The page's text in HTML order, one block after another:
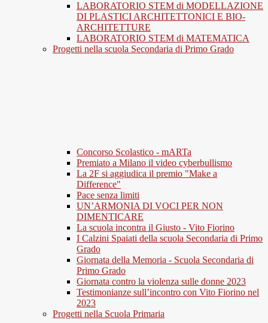
LABORATORIO STEM di MODELLAZIONE
DI PLASTICI ARCHITETTONICI E BIO-
ARCHITETTURE
LABORATORIO STEM di MATEMATICA
Progetti nella scuola Secondaria di Primo Grado
Concorso Scolastico - mARTa
Premiato a Milano il video cyberbullismo
La 2F si aggiudica il premio "Make a
Difference"
Pace senza limiti
UN’ARMONIA DI VOCI PER NON
DIMENTICARE
La scuola incontra il Giusto - Vito Fiorino
I Calzini Spaiati della scuola Secondaria di Primo
Grado
Giornata della Memoria - Scuola Secondaria di
Primo Grado
Giornata contro la violenza sulle donne 2023
Testimonianze sull’incontro con Vito Fiorino nel
2023
Progetti nella Scuola Primaria